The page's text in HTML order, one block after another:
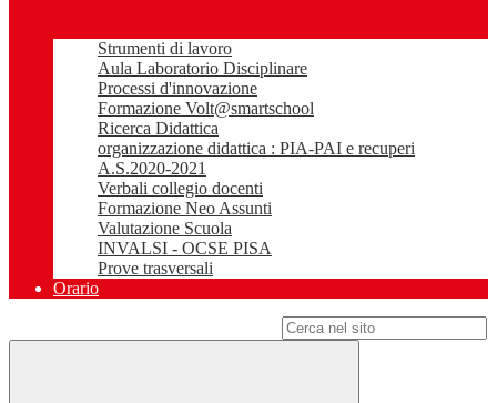
Strumenti di lavoro
Aula Laboratorio Disciplinare
Processi d'innovazione
Formazione Volt@smartschool
Ricerca Didattica
organizzazione didattica : PIA-PAI e recuperi
A.S.2020-2021
Verbali collegio docenti
Formazione Neo Assunti
Valutazione Scuola
INVALSI - OCSE PISA
Prove trasversali
Orario